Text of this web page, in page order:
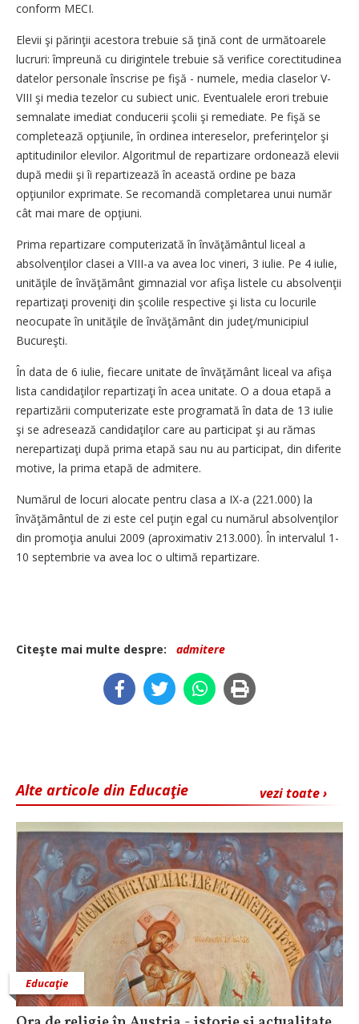
conform MECI.
Elevii şi părinţii acestora trebuie să ţină cont de următoarele
lucruri: împreună cu dirigintele trebuie să verifice corectitudinea
datelor personale înscrise pe fişă - numele, media claselor V-
VIII şi media tezelor cu subiect unic. Eventualele erori trebuie
semnalate imediat conducerii şcolii şi remediate. Pe fişă se
completează opţiunile, în ordinea intereselor, preferinţelor şi
aptitudinilor elevilor. Algoritmul de repartizare ordonează elevii
după medii şi îi repartizează în această ordine pe baza
opţiunilor exprimate. Se recomandă completarea unui număr
cât mai mare de opţiuni.
Prima repartizare computerizată în învăţământul liceal a
absolvenţilor clasei a VIII-a va avea loc vineri, 3 iulie. Pe 4 iulie,
unităţile de învăţământ gimnazial vor afişa listele cu absolvenţii
repartizaţi proveniţi din şcolile respective şi lista cu locurile
neocupate în unităţile de învăţământ din judeţ/municipiul
Bucureşti.
În data de 6 iulie, fiecare unitate de învăţământ liceal va afişa
lista candidaţilor repartizaţi în acea unitate. O a doua etapă a
repartizării computerizate este programată în data de 13 iulie
şi se adresează candidaţilor care au participat şi au rămas
nerepartizaţi după prima etapă sau nu au participat, din diferite
motive, la prima etapă de admitere.
Numărul de locuri alocate pentru clasa a IX-a (221.000) la
învăţământul de zi este cel puţin egal cu numărul absolvenţilor
din promoţia anului 2009 (aproximativ 213.000). În intervalul 1-
10 septembrie va avea loc o ultimă repartizare.
Citeşte mai multe despre: admitere
vezi toate ›
Alte articole din Educaţie
Educaţie